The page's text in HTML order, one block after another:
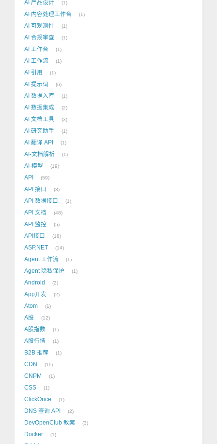
AI 产品设计 1
AI 内容处理工作台 1
AI 可观测性 1
AI 合规审查 1
AI 工作台 1
AI 工作流 1
AI 引用 1
AI 提示词 6
AI 数据入库 1
AI 数据集成 2
AI 文档工具 3
AI 研究助手 1
AI 翻译 API 1
AI-文档解析 1
AI-模型 19
API 59
API 接口 3
API 数据接口 1
API 文档 48
API 监控 5
API接口 18
ASP.NET 14
Agent 工作流 1
Agent 隐私保护 1
Android 2
App开发 2
Atom 1
A股 12
A股指数 1
A股行情 1
B2B 推荐 1
CDN 11
CNPM 1
CSS 1
ClickOnce 1
DNS 查询 API 2
DevOpenClub 教案 3
Docker 1